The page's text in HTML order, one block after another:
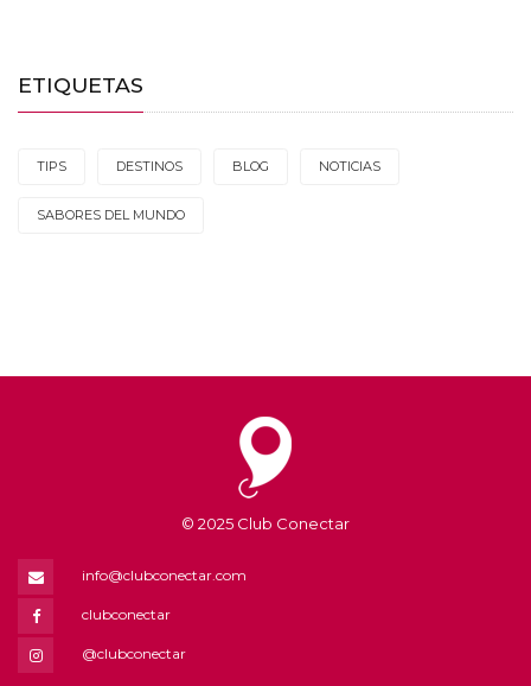
ETIQUETAS
TIPS DESTINOS BLOG NOTICIAS
SABORES DEL MUNDO
© 2025 Club Conectar
info@clubconectar.com
clubconectar
@clubconectar